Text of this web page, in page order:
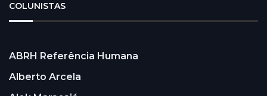
COLUNISTAS
ABRH Referência Humana
Alberto Arcela